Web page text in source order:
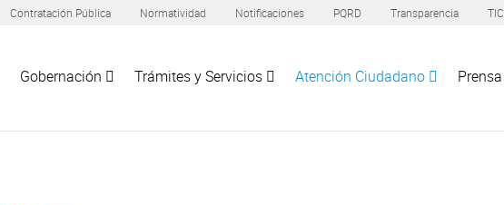
Contratación Pública Normatividad Notificaciones PQRD Transparencia TIC
Gobernación Trámites y Servicios Atención Ciudadano Prensa